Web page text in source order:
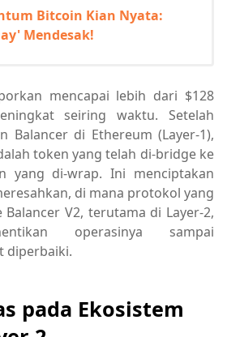
Bitcoin Kian Nyata:
Mendesak!
mencapai lebih dari $128
seiring waktu. Setelah
Balancer di Ethereum (Layer-1),
token yang telah di-bridge ke
yang di-wrap. Ini menciptakan
di mana protokol yang
V2, terutama di Layer-2,
operasinya sampai
diperbaiki.
pada Ekosistem